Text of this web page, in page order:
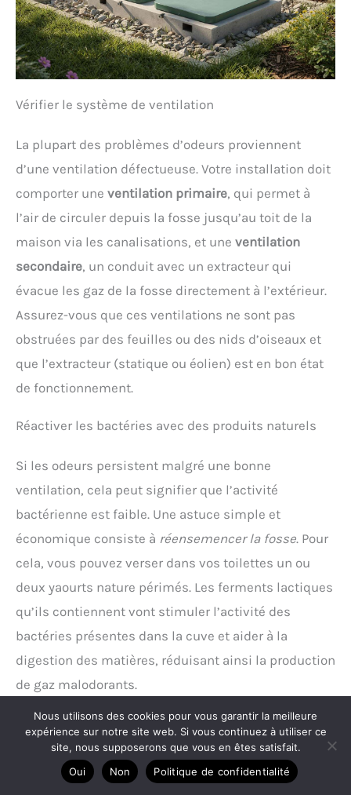
Vérifier le système de ventilation
La plupart des problèmes d’odeurs proviennent
d’une ventilation défectueuse. Votre installation doit
comporter une ventilation primaire, qui permet à
l’air de circuler depuis la fosse jusqu’au toit de la
maison via les canalisations, et une ventilation
secondaire, un conduit avec un extracteur qui
évacue les gaz de la fosse directement à l’extérieur.
Assurez-vous que ces ventilations ne sont pas
obstruées par des feuilles ou des nids d’oiseaux et
que l’extracteur (statique ou éolien) est en bon état
de fonctionnement.
Réactiver les bactéries avec des produits naturels
Si les odeurs persistent malgré une bonne
ventilation, cela peut signifier que l’activité
bactérienne est faible. Une astuce simple et
économique consiste à réensemencer la fosse. Pour
cela, vous pouvez verser dans vos toilettes un ou
deux yaourts nature périmés. Les ferments lactiques
qu’ils contiennent vont stimuler l’activité des
bactéries présentes dans la cuve et aider à la
digestion des matières, réduisant ainsi la production
de gaz malodorants.
Contrôler les siphons de la maison
Parfois, l’origine de l’odeur se trouve à l’intérieur
même de la maison. Chaque appareil sanitaire
Nous utilisons des cookies pour vous garantir la meilleure
expérience sur notre site web. Si vous continuez à utiliser ce
site, nous supposerons que vous en êtes satisfait.
Oui
Non Politique de confidentialité